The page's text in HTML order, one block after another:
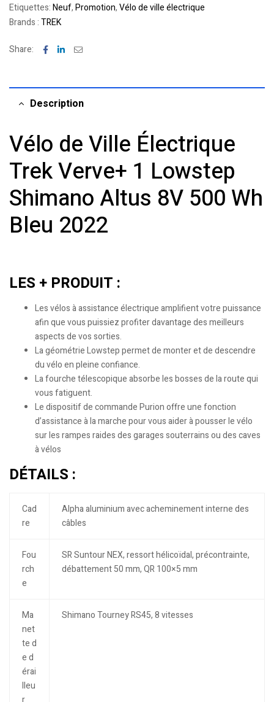
Etiquettes:Neuf,Promotion,Vélo de ville électrique
Brands :TREK
Share: Facebook
LinkedinEmail
Description
Vélo de Ville Électrique
Trek Verve+ 1 Lowstep
Shimano Altus 8V 500 Wh
Bleu 2022
LES + PRODUIT :
Les vélos à assistance électrique amplifient votre puissance
afin que vous puissiez profiter davantage des meilleurs
aspects de vos sorties.
La géométrie Lowstep permet de monter et de descendre
du vélo en pleine confiance.
La fourche télescopique absorbe les bosses de la route qui
vous fatiguent.
Le dispositif de commande Purion offre une fonction
d’assistance à la marche pour vous aider à pousser le vélo
sur les rampes raides des garages souterrains ou des caves
à vélos
DÉTAILS :
Cad
re
Alpha aluminium avec acheminement interne des
câbles
Fou
rch
e
SR Suntour NEX, ressort hélicoïdal, précontrainte,
débattement 50 mm, QR 100×5 mm
Ma
net
te d
e d
érai
lleu
Shimano Tourney RS45, 8 vitesses